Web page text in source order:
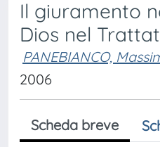
Il giuramento
Dios nel
PANEBIANCO,
2006
Scheda breve